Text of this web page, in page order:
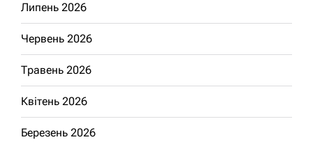
Липень 2026
Червень 2026
Травень 2026
Квітень 2026
Березень 2026